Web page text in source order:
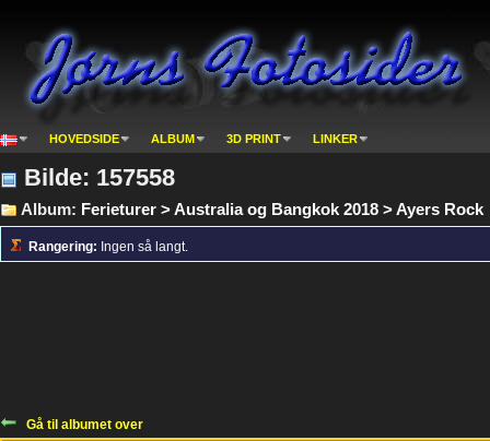
HOVEDSIDE ALBUM 3D PRINT LINKER
Bilde: 157558
Album: Ferieturer > Australia og Bangkok 2018 > Ayers Rock
Rangering: Ingen så langt.
Gå til albumet over